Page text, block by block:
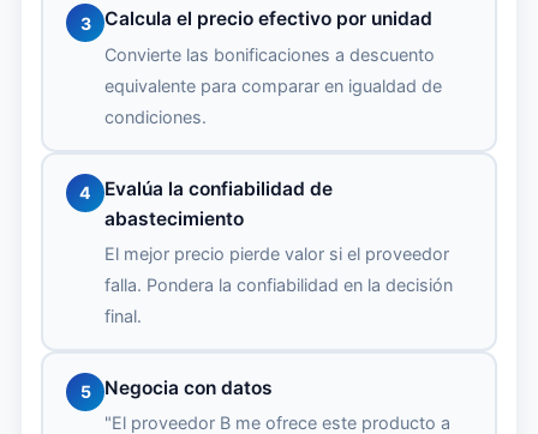
3 Calcula el precio efectivo por unidad
Convierte las bonificaciones a descuento
equivalente para comparar en igualdad de
condiciones.
4
Evalúa la confiabilidad de
abastecimiento
El mejor precio pierde valor si el proveedor
falla. Pondera la confiabilidad en la decisión
final.
5 Negocia con datos
"El proveedor B me ofrece este producto a